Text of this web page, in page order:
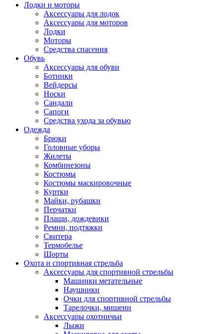
Лодки и моторы
Аксессуары для лодок
Аксессуары для моторов
Лодки
Моторы
Средства спасения
Обувь
Аксессуары для обуви
Ботинки
Вейдерсы
Носки
Сандали
Сапоги
Средства ухода за обувью
Одежда
Брюки
Головные уборы
Жилеты
Комбинезоны
Костюмы
Костюмы маскировочные
Куртки
Майки, рубашки
Перчатки
Плащи, дождевики
Ремни, подтяжки
Свитера
Термобелье
Шорты
Охота и спортивная стрельба
Аксессуары для спортивной стрельбы
Машинки метательные
Наушники
Очки для спортивной стрельбы
Тарелочки, мишени
Аксессуары охотничьи
Лыжи